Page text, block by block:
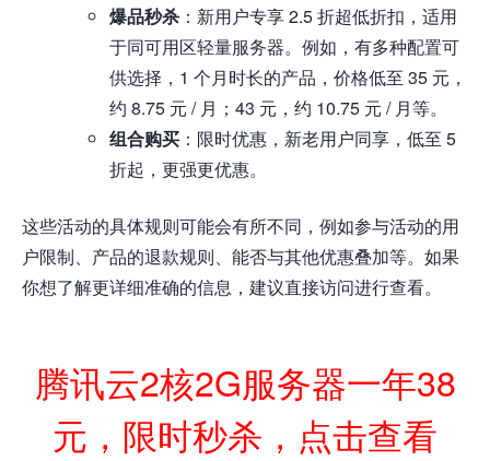
爆品秒杀 ：新用户专享 2.5 折超低折扣，适用
于同可用区轻量服务器。例如，有多种配置可
供选择，1 个月时长的产品，价格低至 35 元，
约 8.75 元 / 月；43 元，约 10.75 元 / 月等。
组合购买 ：限时优惠，新老用户同享，低至 5
折起，更强更优惠。
这些活动的具体规则可能会有所不同，例如参与活动的用
户限制、产品的退款规则、能否与其他优惠叠加等。如果
你想了解更详细准确的信息，建议直接访问进行查看。
腾讯云2核2G服务器一年38
元，限时秒杀，点击查看